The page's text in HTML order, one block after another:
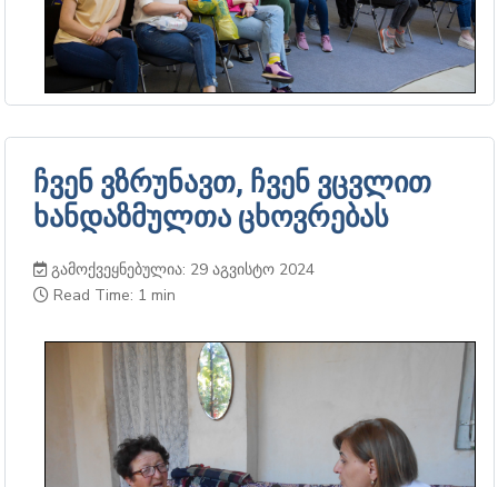
ჩვენ ვზრუნავთ, ჩვენ ვცვლით
ხანდაზმულთა ცხოვრებას
გამოქვეყნებულია: 29 აგვისტო 2024
Read Time: 1 min